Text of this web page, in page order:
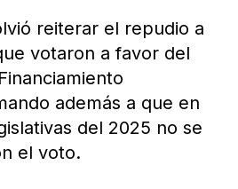
reiterar el repudio a
votaron a favor del
además a que en
del 2025 no se
el voto.